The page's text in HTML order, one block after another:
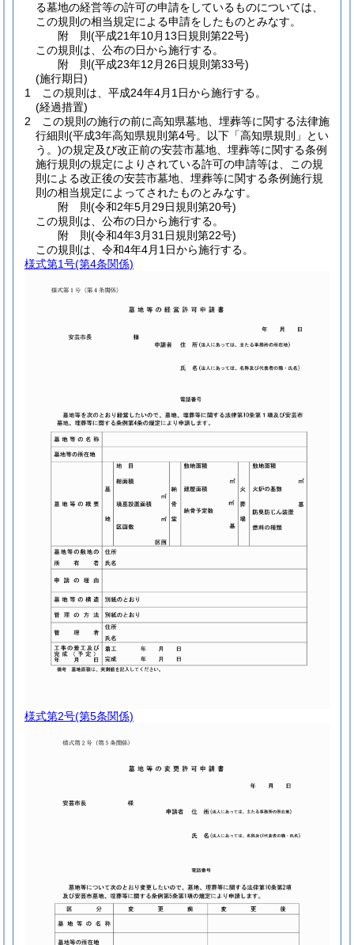
る墓地の経営等の許可の申請をしているものについては、
この規則の相当規定による申請をしたものとみなす。
附 則(平成21年10月13日規則第22号)
この規則は、公布の日から施行する。
附 則(平成23年12月26日規則第33号)
(施行期日)
1
この規則は、平成24年4月1日から施行する。
(経過措置)
2
この規則の施行の前に高知県墓地、埋葬等に関する法律施
行細則 (平成3年高知県規則第4号。以下「高知県規則」とい
う。)の規定及び改正前の安芸市墓地、埋葬等に関する条例
施行規則の規定によりされている許可の申請等は、この規
則による改正後の安芸市墓地、埋葬等に関する条例施行規
則の相当規定によってされたものとみなす。
附 則(令和2年5月29日規則第20号)
この規則は、公布の日から施行する。
附 則(令和4年3月31日規則第22号)
この規則は、令和4年4月1日から施行する。
様式第1号(第4条関係)
様式第2号(第5条関係)